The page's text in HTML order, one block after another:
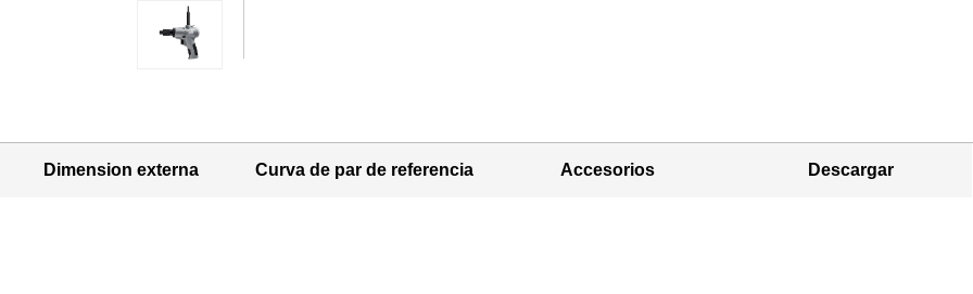
Dimension externa Curva de par de referencia Accesorios Descargar